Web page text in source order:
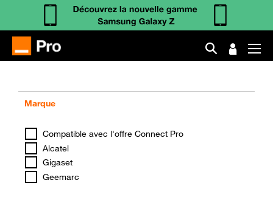
Marque
Compatible avec l'offre Connect Pro
Alcatel
Gigaset
Geemarc